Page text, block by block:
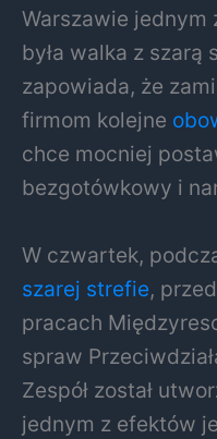
Warszawie
była walka z
zapowiada, że
firmom kolejne
chce mocniej
bezgotówkowy i
W czwartek,
szarej strefie,
pracach
spraw
Zespół został
jednym z efektów